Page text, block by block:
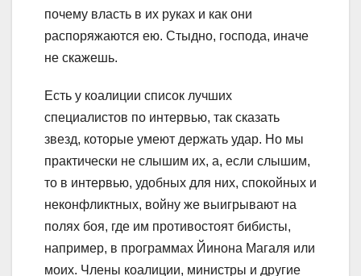
почему власть в их руках и как они
распоряжаются ею. Стыдно, господа, иначе
не скажешь.
Есть у коалиции список лучших
специалистов по интервью, так сказать
звезд, которые умеют держать удар. Но мы
практически не слышим их, а, если слышим,
то в интервью, удобных для них, спокойных и
неконфликтных, войну же выигрывают на
полях боя, где им противостоят бибисты,
например, в программах Йинона Магаля или
моих. Члены коалиции, министры и другие